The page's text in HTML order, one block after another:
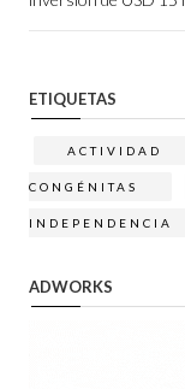
ETIQUETAS
ACTIVIDAD
CONGÉNITAS
INDEPENDENCIA
ADWORKS